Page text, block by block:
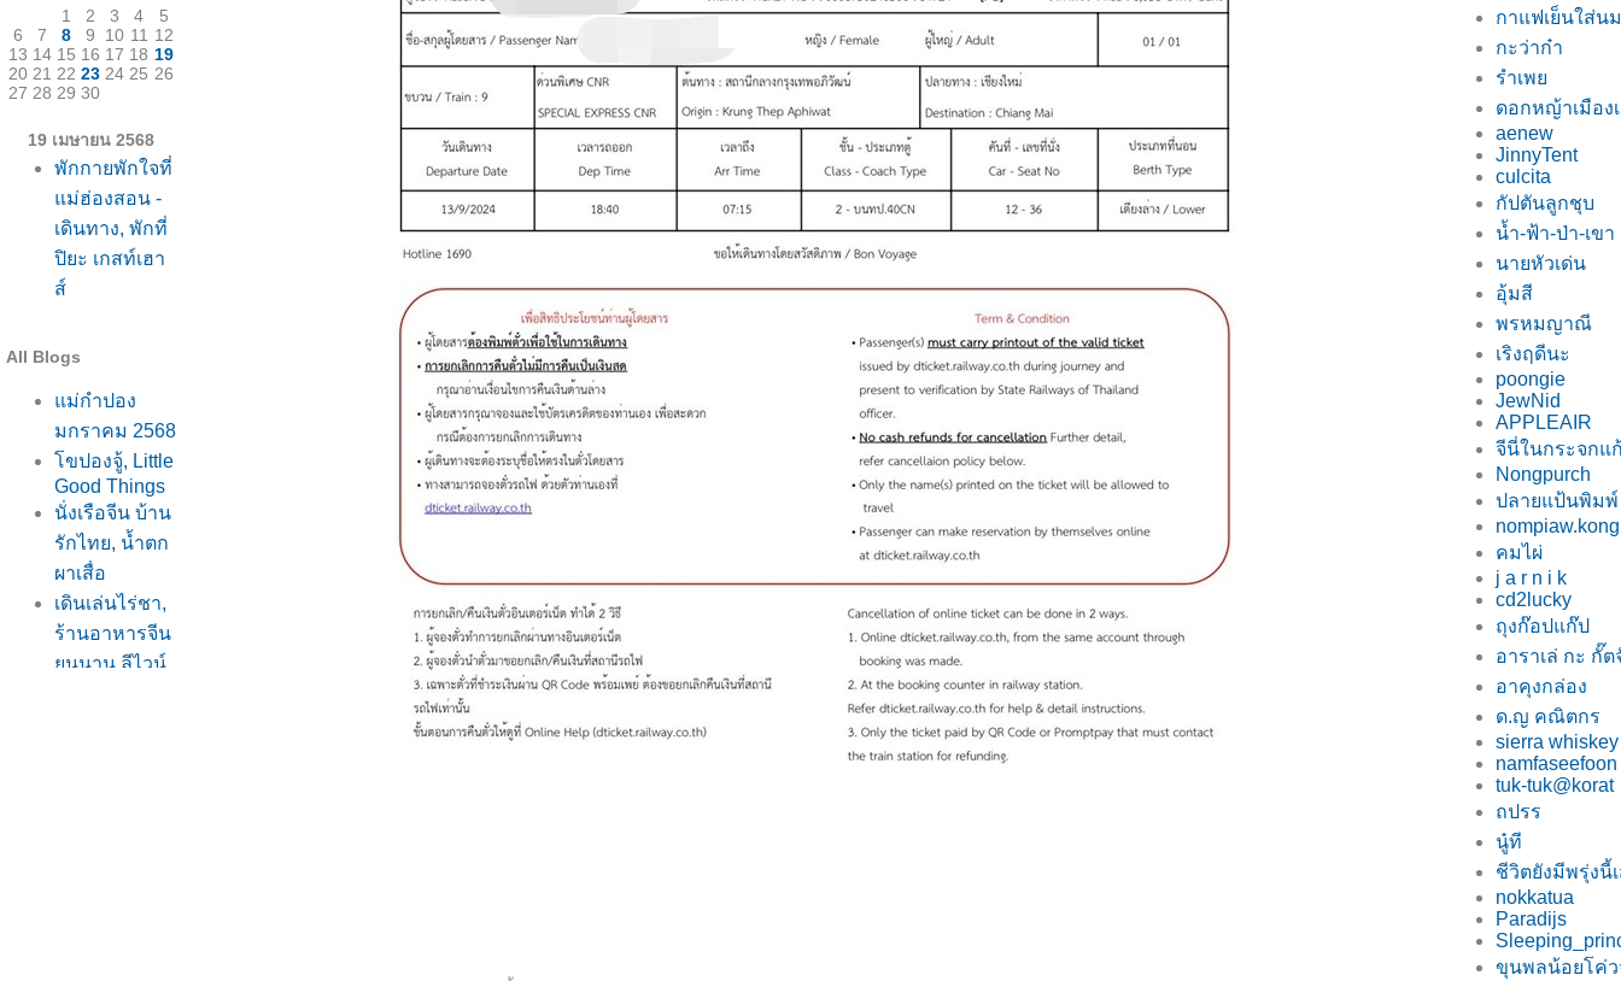
1
2 3 4
5
6
7 8 9 10 11 12
13 14 15 16 17 18 19
20 21 22 23 24 25 26
27 28 29 30
19 เมษายน 2568
พักกายพักใจที่
ม่ฮ่องสอน -
เดินทาง, พักที่
ปิยะ เกสท์เฮา
ส์
All Blogs
ม่กำปอง
มกราคม 2568
ขปองจู้, Little
Good Things
นั่งเรือจีน บ้าน
รักไทย, น้ำตก
ผาเสื่อ
เดินเล่นไร่ชา,
ร้านอาหารจีน
ูนนาน ลีไวน์
กาแฟเย็นใส่น
กะว่าก๋า
รำเพ
ดอกหญ้าเมือ
aenew
JinnyTent
culcita
กัปตันลูกชุบ
น้ำ-ฟ้า-ป่า-เขา
นายหัวเด่น
อุ้มสี
พรหมญาณี
เริงฤดีนะ
poongie
JewNid
APPLEAIR
จีนี่ในกระจกแ
Nongpurch
ปลายแป้นพิมพ์
คมไผ่
j a r n i k
cd2lucky
ถุงก๊อปแก๊ป
อาราเล่ กะ กั๊ต
อาคุงกล่อง
ด.ญ คณิตกร
sierra
namfaseefoon
tuk-tuk@korat
ถปรร
นู๋ที
ชีวิตยังมีพรุ่งนี้
nokkatua
Paradijs
ขุนพลน้อยโค่ว